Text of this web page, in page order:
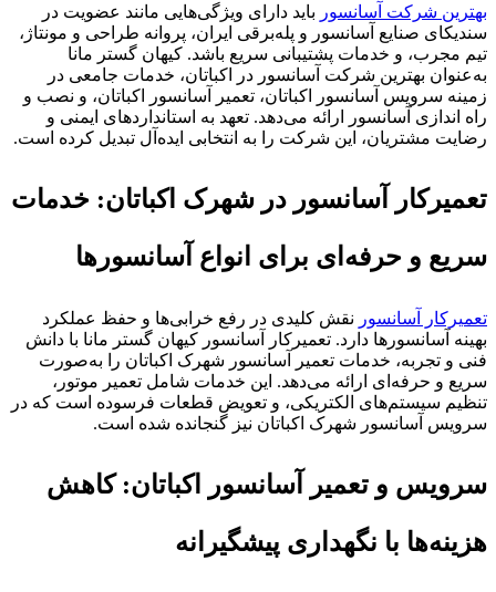
بهترین شرکت آسانسور باید دارای ویژگی‌هایی مانند عضویت در
سندیکای صنایع آسانسور و پله‌برقی ایران، پروانه طراحی و مونتاژ،
تیم مجرب، و خدمات پشتیبانی سریع باشد. کیهان گستر مانا
به‌عنوان بهترین شرکت آسانسور در اکباتان، خدمات جامعی در
زمینه سرویس آسانسور اکباتان، تعمیر آسانسور اکباتان، و نصب و
راه اندازی آسانسور ارائه می‌دهد. تعهد به استانداردهای ایمنی و
رضایت مشتریان، این شرکت را به انتخابی ایده‌آل تبدیل کرده است.
تعمیرکار آسانسور در شهرک اکباتان: خدمات
سریع و حرفه‌ای برای انواع آسانسورها
تعمیرکار آسانسور نقش کلیدی در رفع خرابی‌ها و حفظ عملکرد
بهینه آسانسورها دارد. تعمیرکار آسانسور کیهان گستر مانا با دانش
فنی و تجربه، خدمات تعمیر آسانسور شهرک اکباتان را به‌صورت
سریع و حرفه‌ای ارائه می‌دهد. این خدمات شامل تعمیر موتور،
تنظیم سیستم‌های الکتریکی، و تعویض قطعات فرسوده است که در
سرویس آسانسور شهرک اکباتان نیز گنجانده شده است.
سرویس و تعمیر آسانسور اکباتان: کاهش
هزینه‌ها با نگهداری پیشگیرانه